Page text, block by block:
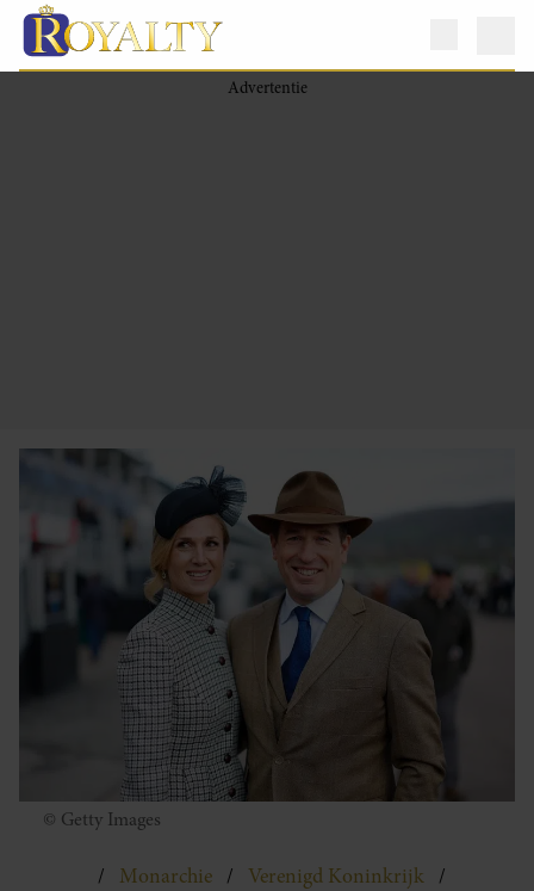
© Getty Images
Monarchie
Verenigd Koninkrijk